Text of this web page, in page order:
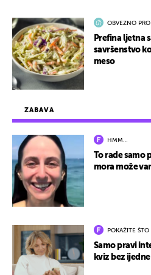
ZABAVA
HMM…
To rade samo
mora može
POKAŽITE
Samo pravi
kviz bez
OBVEZNO
Prefina ljetna
savršenstvo
meso